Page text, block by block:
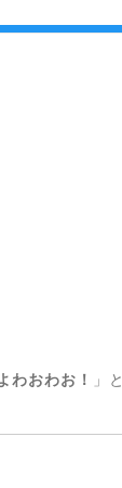
わおわお！
」と